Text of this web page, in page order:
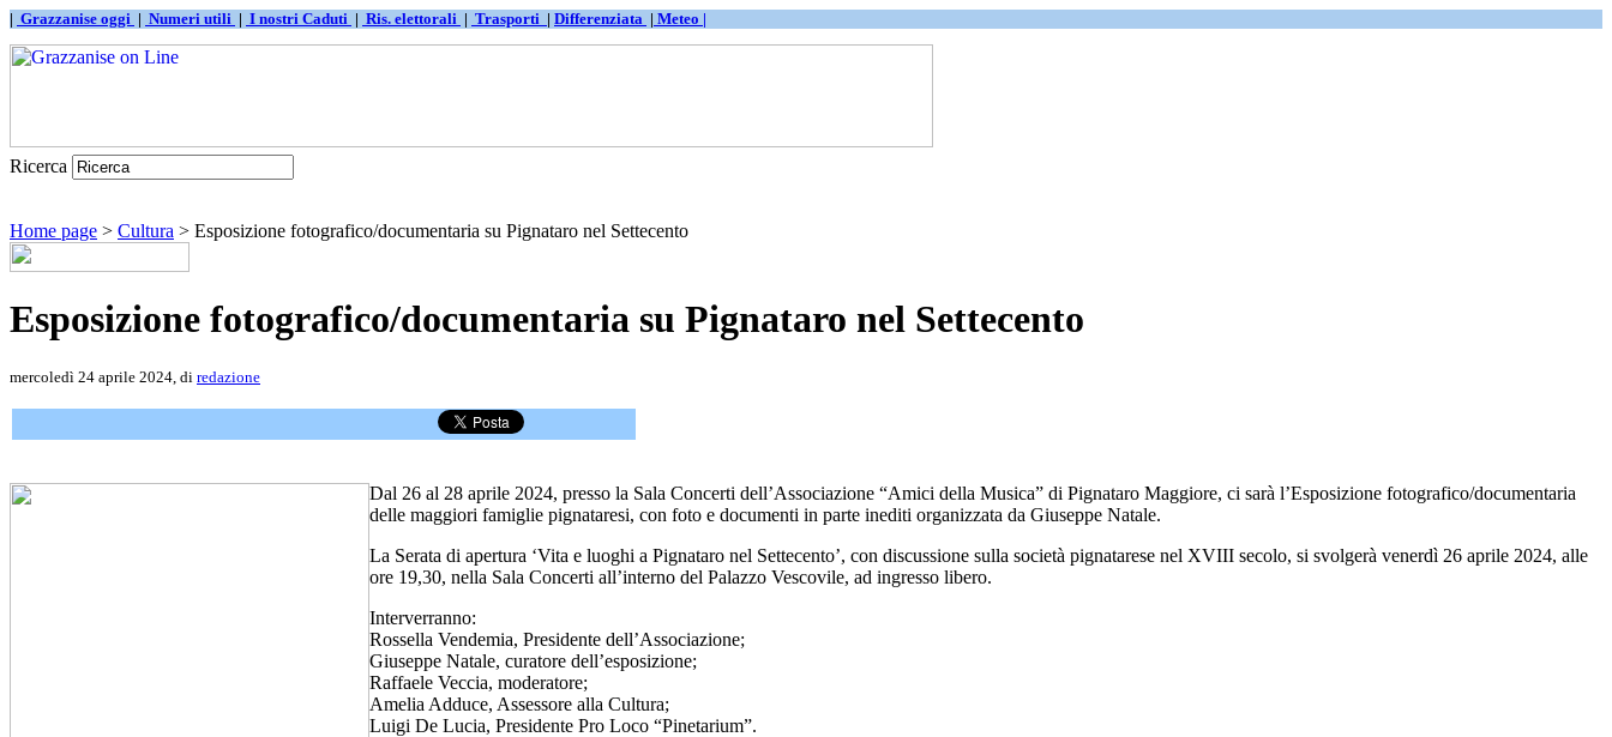
| Grazzanise oggi | Numeri utili | I nostri Caduti | Ris. elettorali | Trasporti | Differenziata | Meteo |
Ricerca
Home page > Cultura > Esposizione fotografico/documentaria su Pignataro nel Settecento
Esposizione fotografico/documentaria su Pignataro nel Settecento
mercoledì 24 aprile 2024, di redazione
Dal 26 al 28 aprile 2024, presso la Sala Concerti dell’Associazione “Amici della Musica” di Pignataro Maggiore, ci sarà l’Esposizione fotografico/documentaria
delle maggiori famiglie pignataresi, con foto e documenti in parte inediti organizzata da Giuseppe Natale.
La Serata di apertura ‘Vita e luoghi a Pignataro nel Settecento’, con discussione sulla società pignatarese nel XVIII secolo, si svolgerà venerdì 26 aprile 2024, alle
ore 19,30, nella Sala Concerti all’interno del Palazzo Vescovile, ad ingresso libero.
Interverranno:
Rossella Vendemia, Presidente dell’Associazione;
Giuseppe Natale, curatore dell’esposizione;
Raffaele Veccia, moderatore;
Amelia Adduce, Assessore alla Cultura;
Luigi De Lucia, Presidente Pro Loco “Pinetarium”.